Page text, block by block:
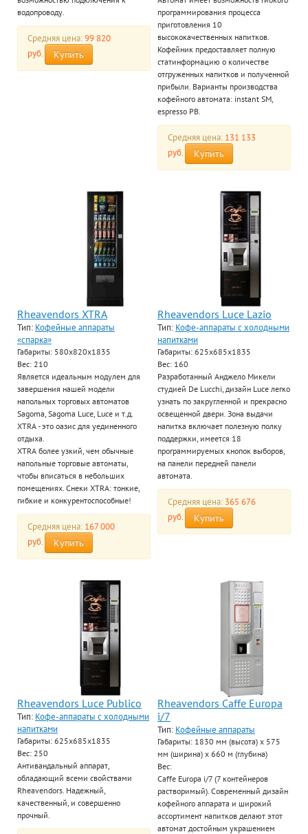
водопроводу.
Средняя цена:99 820
руб.
Купить
программирования процесса
приготовления 10
высококачественных напитков.
Кофейник предоставляет полную
статинформацию о количестве
отгруженных напитков и полученной
прибыли. Варианты производства
кофейного автомата: instant SM,
espresso PB.
Средняя цена: 131 133
руб.
Купить
Rheavendors XTRA
Тип: Кофейные аппараты
«спарка»
Габариты: 580x820x1835
Вес: 210
Является идеальным модулем для
завершения нашей модели
напольных торговых автоматов
Sagoma, Sagoma Luce, Luce и т.д.
XTRA - это оазис для уединенного
отдыха.
XTRA более узкий, чем обычные
напольные торговые автоматы,
чтобы вписаться в небольших
помещениях. Снеки XTRA: тонкие,
гибкие и конкурентоспособные!
Средняя цена: 167 000
руб.
Купить
Rheavendors Luce Lazio
Тип: Кофе-аппараты с холодными
напитками
Габариты: 625х685х1835
Вес: 160
Разработанный Анджело Микели
студией De Lucchi, дизайн Luce легко
узнать по закругленной и прекрасно
освещенной двери. Зона выдачи
напитка включает полезную полку
поддержки, имеется 18
программируемых кнопок выборов,
на панели передней панели
автомата.
Средняя цена: 365 676
руб.
Купить
Rheavendors Luce Publico
Тип: Кофе-аппараты с холодными
напитками
Габариты: 625х685х1835
Вес: 250
Антивандальный аппарат,
обладающий всеми свойствами
Rheavendors. Надежный,
качественный, и совершенно
прочный.
Rheavendors Caffe Europa
i/7
Тип: Кофейные аппараты
Габариты: 1830 мм (высота) х 575
мм (ширина) х 660 м (глубина)
Вес:
Caffe Europa i/7 (7 контейнеров
растворимый). Современный дизайн
кофейного аппарата и широкий
ассортимент напитков делают этот
автомат достойным украшением